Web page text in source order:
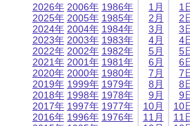
2026年
2025年
2024年
2023年
2022年
2021年
2020年
2019年
2018年
2017年
2016年
2006年
2005年
2004年
2003年
2002年
2001年
2000年
1999年
1998年
1997年
1996年
1986年
1985年
1984年
1983年
1982年
1981年
1980年
1979年
1978年
1977年
1976年
1月
2月
3月
4月
5月
6月
7月
8月
9月
10月
11月
1
2
3
4
5
6
7
8
9
10
11